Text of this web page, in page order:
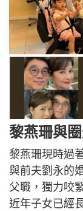
黎燕珊與
黎燕珊現時過
與前夫劉永的
父職，獨力咬
近年子女已經